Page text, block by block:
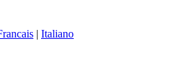
| Italiano